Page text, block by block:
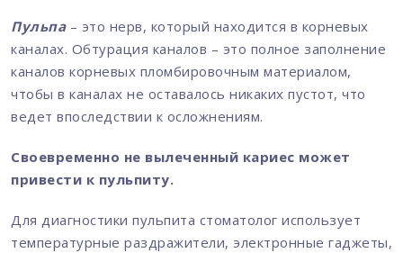
Пульпа– это нерв, который находится в корневых
каналах. Обтурация каналов – это полное заполнение
каналов корневых пломбировочным материалом,
чтобы в каналах не оставалось никаких пустот, что
ведет впоследствии к осложнениям.
Своевременно не вылеченный кариес может
привести к пульпиту.
Для диагностики пульпита стоматолог использует
температурные раздражители, электронные гаджеты,